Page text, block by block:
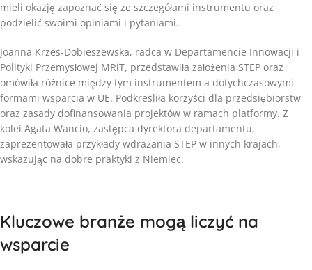
mieli okazję zapoznać się ze szczegółami instrumentu oraz
podzielić swoimi opiniami i pytaniami.
Joanna Krześ-Dobieszewska, radca w Departamencie Innowacji i
Polityki Przemysłowej MRiT, przedstawiła założenia STEP oraz
omówiła różnice między tym instrumentem a dotychczasowymi
formami wsparcia w UE. Podkreśliła korzyści dla przedsiębiorstw
oraz zasady dofinansowania projektów w ramach platformy. Z
kolei Agata Wancio, zastępca dyrektora departamentu,
zaprezentowała przykłady wdrażania STEP w innych krajach,
wskazując na dobre praktyki z Niemiec.
Kluczowe branże mogą liczyć na
wsparcie